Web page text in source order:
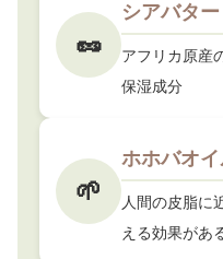
🥜
シアバター
アフリカ原産
保湿成分
🌱
ホホバオ
人間の皮脂に
える効果があ